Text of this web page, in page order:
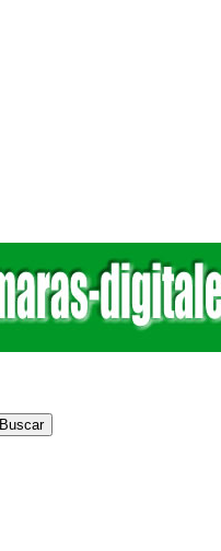
Buscar